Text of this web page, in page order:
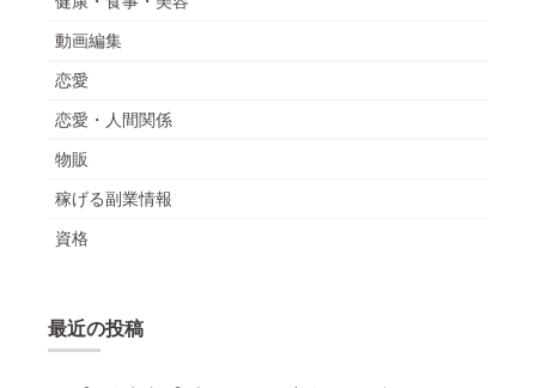
動画編集
恋愛
恋愛・人間関係
物販
稼げる副業情報
資格
最近の投稿